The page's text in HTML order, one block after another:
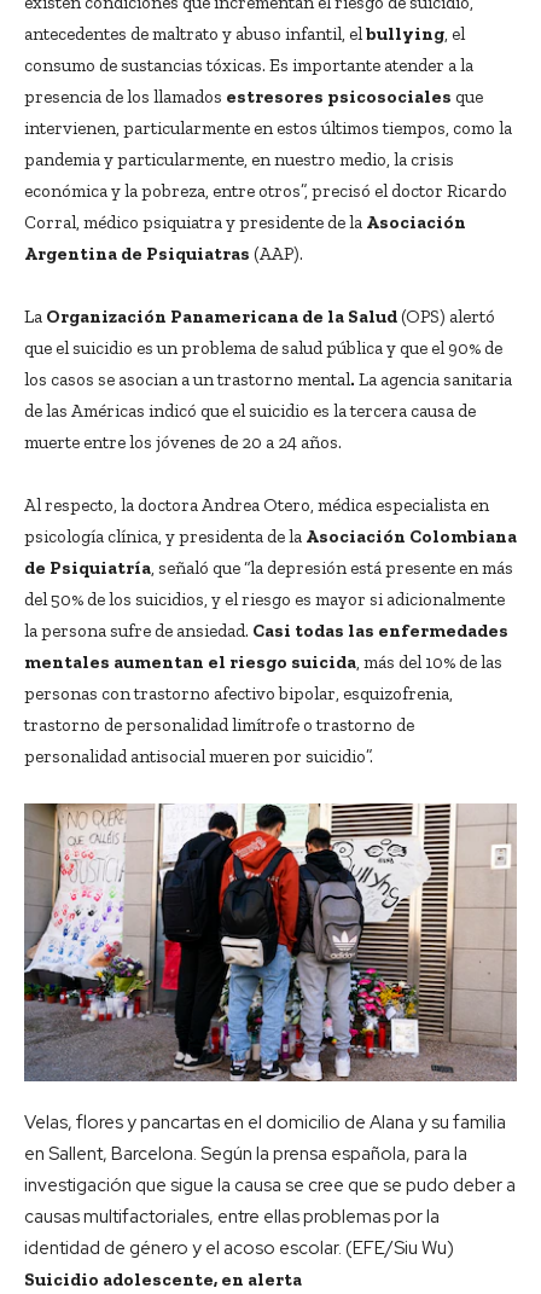
antecedentes de maltrato y abuso infantil, elbullying, el
consumo de sustancias tóxicas. Es importante atender a la
presencia de los llamados estresores psicosociales que
intervienen, particularmente en estos últimos tiempos, como la
pandemia y particularmente, en nuestro medio, la crisis
económica y la pobreza, entre otros”, precisó el doctor Ricardo
Corral, médico psiquiatra y presidente de la Asociación
Argentina de Psiquiatras (AAP).
La Organización Panamericana de la Salud (OPS) alertó
que el suicidio es un problema de salud pública y que el 90% de
los casos se asocian a un trastorno mental. La agencia sanitaria
de las Américas indicó que el suicidio es la tercera causa de
muerte entre los jóvenes de 20 a 24 años.
Al respecto, la doctora Andrea Otero, médica especialista en
psicología clínica, y presidenta de la Asociación Colombiana
de Psiquiatría, señaló que “la depresión está presente en más
del 50% de los suicidios, y el riesgo es mayor si adicionalmente
la persona sufre de ansiedad. Casi todas las enfermedades
mentales aumentan el riesgo suicida, más del 10% de las
personas con trastorno afectivo bipolar, esquizofrenia,
trastorno de personalidad limítrofe o trastorno de
personalidad antisocial mueren por suicidio”.
Velas, flores y pancartas en el domicilio de Alana y su familia
en Sallent, Barcelona. Según la prensa española, para la
investigación que sigue la causa se cree que se pudo deber a
causas multifactoriales, entre ellas problemas por la
identidad de género y el acoso escolar. (EFE/Siu Wu)
Suicidio adolescente, en alerta